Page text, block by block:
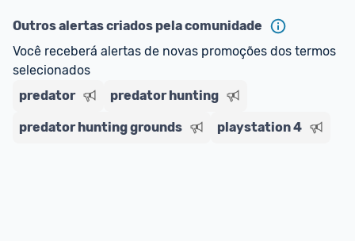
ou MercadoLíder Platinum.
E lembre-se: você sempre pode contar ajuda da
comunidade para tirar dúvidas ou acionar os
nossos Admins marcando @admin em um
Outros alertas criados pela comunidade
Você receberá alertas de novas promoções dos termos
selecionados
predator
predator hunting
predator hunting grounds playstation 4